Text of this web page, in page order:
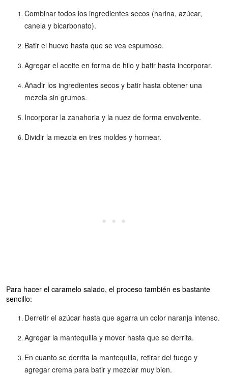
Combinar todos los ingredientes secos (harina, azúcar,
canela y bicarbonato).
Batir el huevo hasta que se vea espumoso.
Agregar el aceite en forma de hilo y batir hasta incorporar.
Añadir los ingredientes secos y batir hasta obtener una
mezcla sin grumos.
Incorporar la zanahoria y la nuez de forma envolvente.
Dividir la mezcla en tres moldes y hornear.
Para hacer el caramelo salado, el proceso también es bastante
sencillo:
Derretir el azúcar hasta que agarra un color naranja intenso.
Agregar la mantequilla y mover hasta que se derrita.
En cuanto se derrita la mantequilla, retirar del fuego y
agregar crema para batir y mezclar muy bien.